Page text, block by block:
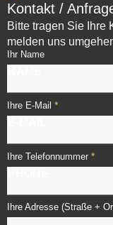
Kontakt /
Bitte tragen Sie Ihre
melden uns
Ihr Name
Ihre E-Mail *
Ihre Telefonnummer *
Ihre Adresse (Straße +